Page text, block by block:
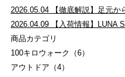
2026.05.04
【徹底解説】足元
2026.04.09
【入荷情報】LUNA
商品カテゴリ
100キロウォーク（6）
アウトドア（4）